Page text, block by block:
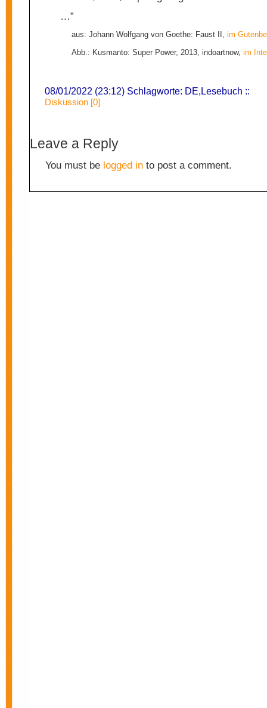
…”
aus: Johann Wolfgang von Goethe: Faust II, im
Abb.: Kusmanto: Super Power, 2013, indoartnow, im
08/01/2022 (23:12) Schlagworte: DE,Lesebuch ::
Diskussion [0]
Leave a Reply
You must be logged in to post a comment.